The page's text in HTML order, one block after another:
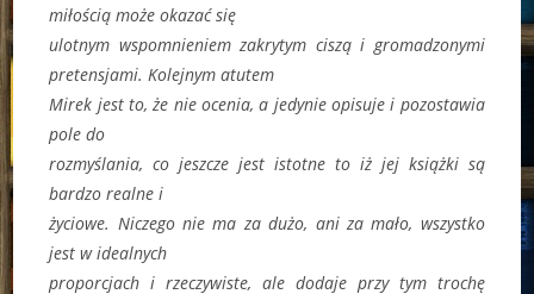
miłością może okazać się
ulotnym wspomnieniem zakrytym ciszą i gromadzonymi
pretensjami. Kolejnym atutem
Mirek jest to, że nie ocenia, a jedynie opisuje i pozostawia
pole do
rozmyślania, co jeszcze jest istotne to iż jej książki są
bardzo realne i
życiowe. Niczego nie ma za dużo, ani za mało, wszystko
jest w idealnych
proporcjach i rzeczywiste, ale dodaje przy tym trochę